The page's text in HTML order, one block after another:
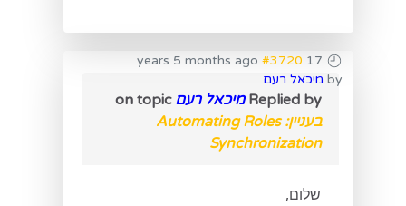
17 years 5 months ago
#3720
by מיכאל רעם
Replied by מיכאל רעם on topic
בעניין: Automating Roles
Synchronization
שלום,